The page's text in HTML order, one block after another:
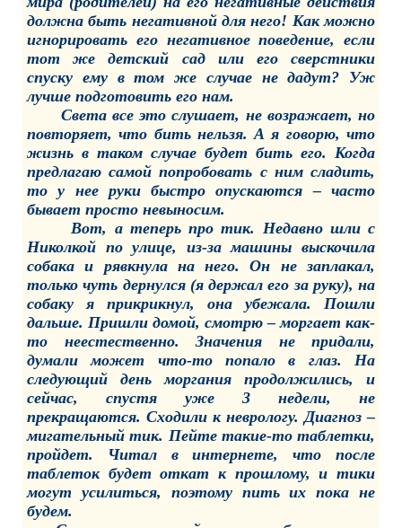
должна быть негативной для него! Как можно
игнорировать его негативное поведение, если
тот же детский сад или его сверстники
спуску ему в том же случае не дадут? Уж
лучше подготовить его нам.
Света все это слушает, не возражает, но
повторяет, что бить нельзя. А я говорю, что
жизнь в таком случае будет бить его. Когда
предлагаю самой попробовать с ним сладить,
то у нее руки быстро опускаются – часто
бывает просто невыносим.
Вот, а теперь про тик. Недавно шли с
Николкой по улице, из-за машины выскочила
собака и рявкнула на него. Он не заплакал,
только чуть дернулся (я держал его за руку), на
собаку я прикрикнул, она убежала. Пошли
дальше. Пришли домой, смотрю – моргает как-
то неестественно. Значения не придали,
думали может что-то попало в глаз. На
следующий день моргания продолжились, и
сейчас, спустя уже 3 недели, не
прекращаются. Сходили к неврологу. Диагноз –
мигательный тик. Пейте такие-то таблетки,
пройдет. Читал в интернете, что после
таблеток будет откат к прошлому, и тики
могут усилиться, поэтому пить их пока не
будем.